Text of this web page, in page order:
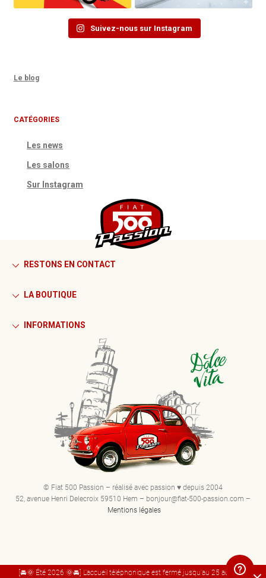
Suivez-nous sur Instagram
Le blog
CATÉGORIES
Les news
Les salons
Sur Instagram
RESTONS EN CONTACT
LA BOUTIQUE
INFORMATIONS
© Fiat 500 Passion – réalisé avec passion ♥ depuis 2004
52, avenue Henri Delecroix 59510 Hem – bonjour@fiat-500-passion.com –
Mentions légales
[🚘🌞 Été 2026 🌞🚘] L'accueil téléphonique est fermé jusqu'au 25 août. Bel